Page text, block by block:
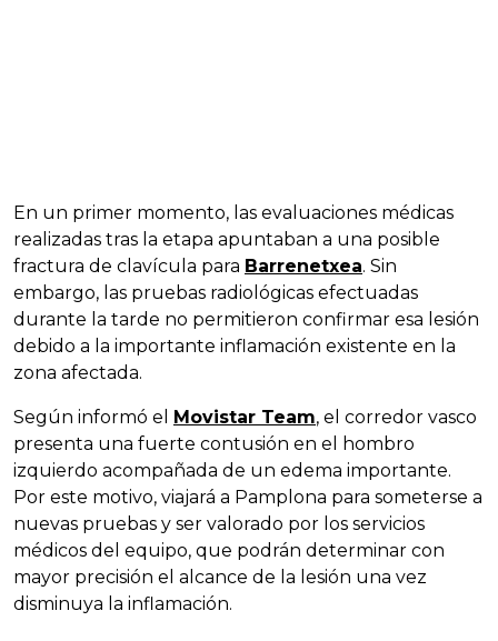
En un primer momento, las evaluaciones médicas
realizadas tras la etapa apuntaban a una posible
fractura de clavícula para Barrenetxea. Sin
embargo, las pruebas radiológicas efectuadas
durante la tarde no permitieron confirmar esa lesión
debido a la importante inflamación existente en la
zona afectada.
Según informó el Movistar Team, el corredor vasco
presenta una fuerte contusión en el hombro
izquierdo acompañada de un edema importante.
Por este motivo, viajará a Pamplona para someterse a
nuevas pruebas y ser valorado por los servicios
médicos del equipo, que podrán determinar con
mayor precisión el alcance de la lesión una vez
disminuya la inflamación.